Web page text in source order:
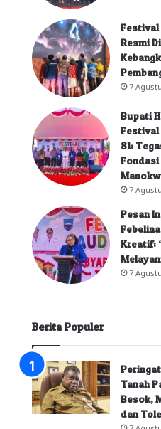
Festival
Resmi
7
Bupati
Festival
81:
Fondasi
7
Pesan
Kreatif:
7
Berita Populer
Tanah
Besok,
dan